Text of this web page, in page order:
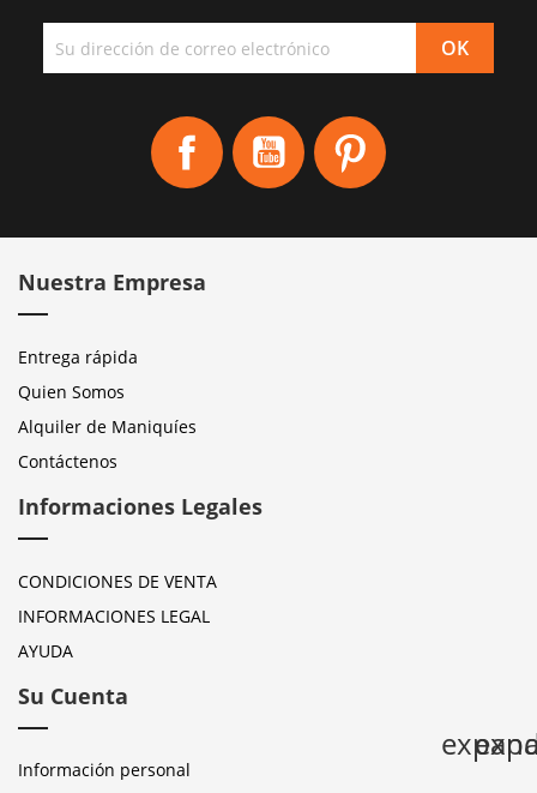
Facebook YouTube
Nuestra Empresa
Entrega rápida
Quien Somos
Alquiler de Maniquíes
Contáctenos
Informaciones Legales
CONDICIONES DE VENTA
INFORMACIONES LEGAL
AYUDA
Su Cuenta
Información personal